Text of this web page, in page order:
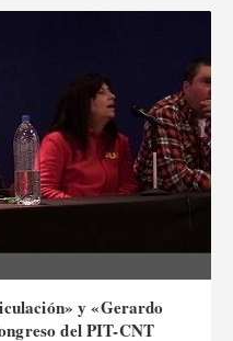
y «Gerardo
del PIT-CNT